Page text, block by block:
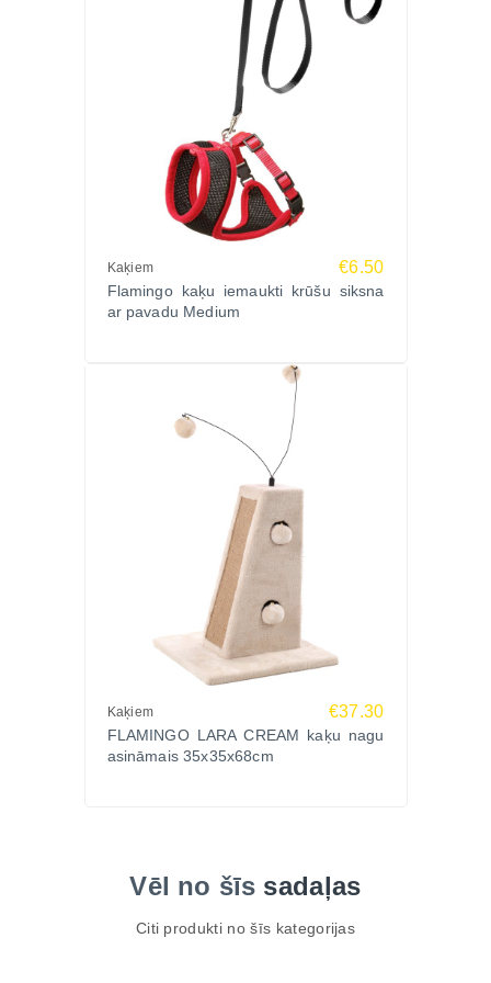
Kaķiem €6.50
Flamingo kaķu iemaukti krūšu siksna
ar pavadu Medium
Kaķiem €37.30
FLAMINGO LARA CREAM kaķu nagu
asināmais 35x35x68cm
Vēl no šīs sadaļas
Citi produkti no šīs kategorijas